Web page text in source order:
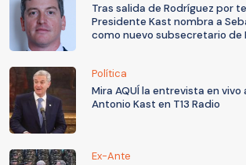
Tras salida de Rodríguez por
Presidente Kast nombra a
como nuevo subsecretario de
Política
Mira AQUÍ la entrevista en
Antonio Kast en T13 Radio
Ex-Ante